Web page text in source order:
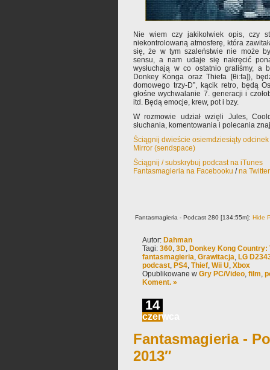
Nie wiem czy jakikolwiek opis, czy
niekontrolowaną atmosferę, która
się, że w tym szaleństwie nie może
sensu, a nam udaje się nakręcić
wysłuchają w co ostatnio graliśmy, a
Donkey Konga oraz Thiefa [θiːfa]),
domowego trzy-D”, kącik retro, będą
głośne wychwalanie 7. generacji i
itd. Będą emocje, krew, pot i bzy.
W rozmowie udział wzięli Jules,
słuchania, komentowania i polecania
Ściągnij dwieście osiemdziesiąty
Mirror (sendspace)
Ściągnij / subskrybuj podcast na iTunes
Fantasmagieria na Facebooku /na
Fantasmagieria - Podcast 280 [134:55m]: Hide
Autor: Dahman
Tagi: 360, 3D, Donkey Kong Country:
fantasmagieria, Grawitacja, LG
podcast, PS4, Thief, Wii U, Xbox
Opublikowane w Gry PC/Video, film,
Koment. »
14
czerwca
Fantasmagieria -
2013″